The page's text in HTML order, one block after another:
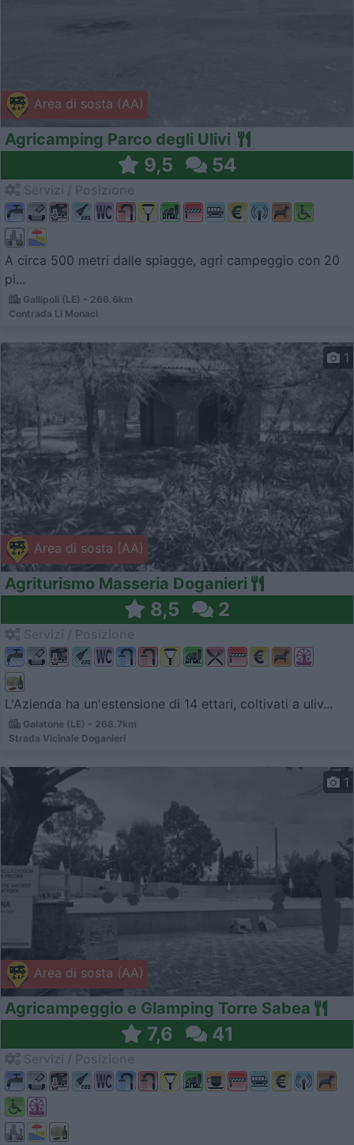
Area di sosta (AA)
Agricamping Parco degli Ulivi
9,5 54
A circa 500 metri dalle spiagge, agri campeggio con 20
pi...
Gallipoli (LE) - 266.6km
Contrada Li Monaci
Area di sosta (AA)
1
Agriturismo Masseria Doganieri
8,5 2
L'Azienda ha un'estensione di 14 ettari, coltivati a uliv...
Galatone (LE) - 268.7km
Strada Vicinale Doganieri
Area di sosta (AA)
1
Agricampeggio e Glamping Torre Sabea
7,6 41